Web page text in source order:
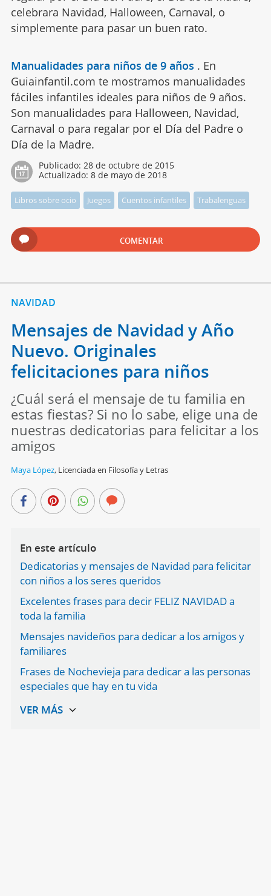
celebrara Navidad, Halloween, Carnaval, o
simplemente para pasar un buen rato.
Manualidades para niños de 9 años . En
Guiainfantil.com te mostramos manualidades
fáciles infantiles ideales para niños de 9 años.
Son manualidades para Halloween, Navidad,
Carnaval o para regalar por el Día del Padre o
Día de la Madre.
Publicado: 28 de octubre de 2015
Actualizado: 8 de mayo de 2018
Libros sobre ocio Juegos Cuentos infantiles Trabalenguas
COMENTAR
NAVIDAD
Mensajes de Navidad y Año
Nuevo. Originales
felicitaciones para niños
¿Cuál será el mensaje de tu familia en
estas fiestas? Si no lo sabe, elige una de
nuestras dedicatorias para felicitar a los
amigos
Maya López, Licenciada en Filosofía y Letras
En este artículo
Dedicatorias y mensajes de Navidad para felicitar
con niños a los seres queridos
Excelentes frases para decir FELIZ NAVIDAD a
toda la familia
Mensajes navideños para dedicar a los amigos y
familiares
Frases de Nochevieja para dedicar a las personas
especiales que hay en tu vida